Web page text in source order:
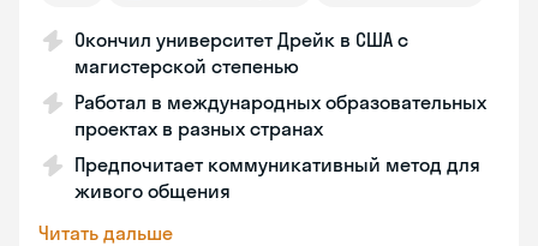
Окончил университет Дрейк в США с
магистерской степенью
Работал в международных образовательных
проектах в разных странах
Предпочитает коммуникативный метод для
живого общения
Читать дальше